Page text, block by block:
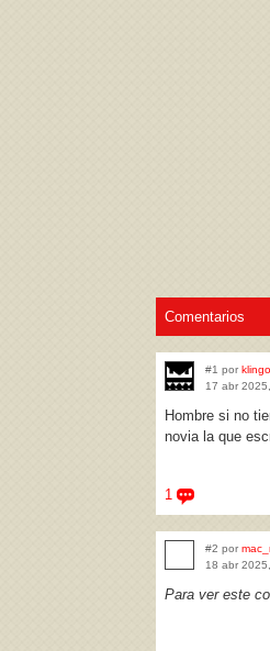
Comentarios
#1 por
17 abr
Hombre si no
novia la que
1
#2 por
18 abr
Para ver este